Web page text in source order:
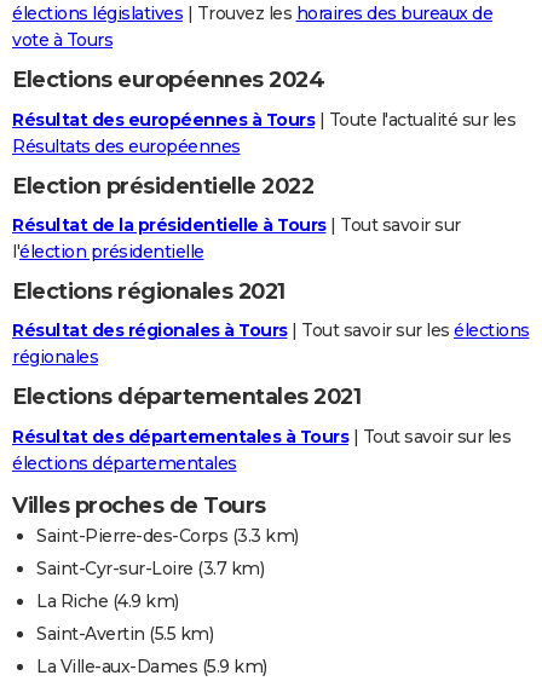
Bricolage
Lifestyle
Culture
Sport
Auto
Television
Voyage
Cinema
élections législatives | Trouvez les horaires des bureaux de
vote à Tours
Elections européennes 2024
Résultat des européennes à Tours| Toute l'actualité sur les
Résultats des européennes
Election présidentielle 2022
Résultat de la présidentielle à Tours| Tout savoir sur
l'élection présidentielle
Elections régionales 2021
Résultat des régionales à Tours| Tout savoir sur les élections
régionales
Elections départementales 2021
Résultat des départementales à Tours| Tout savoir sur les
élections départementales
Villes proches de Tours
Saint-Pierre-des-Corps (3.3 km)
Saint-Cyr-sur-Loire (3.7 km)
La Riche (4.9 km)
Saint-Avertin (5.5 km)
La Ville-aux-Dames (5.9 km)